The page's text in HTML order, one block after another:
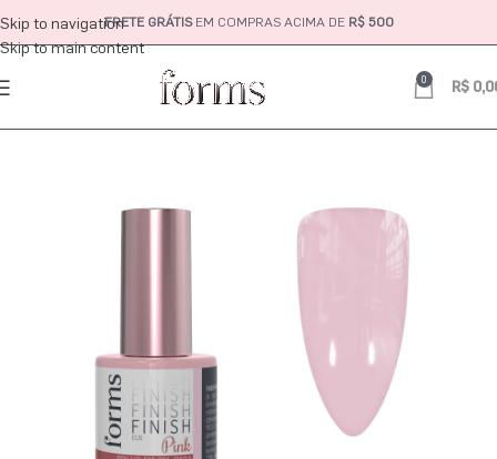
Skip to navigation
Skip to main content
FRETE GRÁTISEM COMPRAS ACIMA DE R$ 500
0 R$